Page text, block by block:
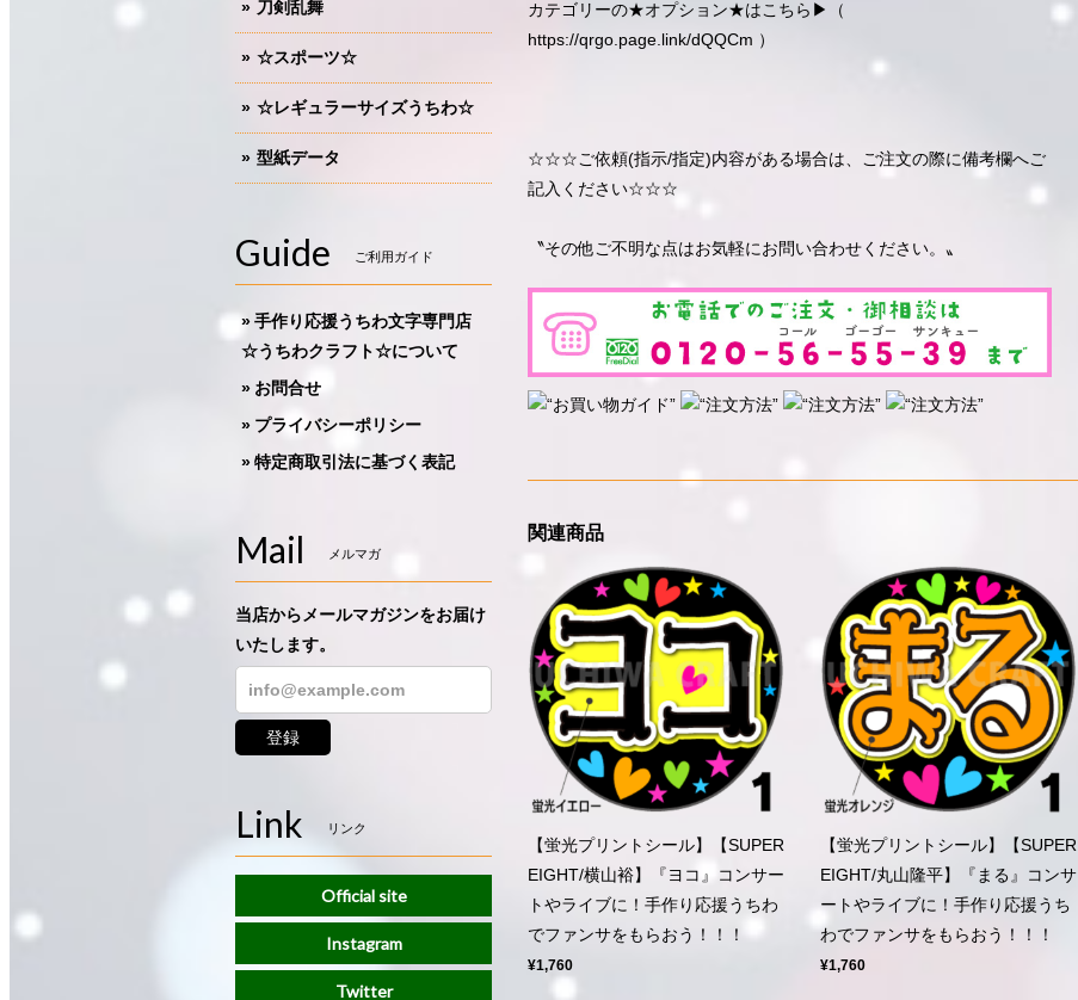
カテゴリーの★オプション★はこちら▶︎（
https://qrgo.page.link/dQQCm ）
☆☆☆ご依頼(指示/指定)内容がある場合は、ご注文の際に備考欄へご
記入ください☆☆☆
〝その他ご不明な点はお気軽にお問い合わせください。〟
関連商品
【蛍光プリントシール】【SUPER
EIGHT/横山裕】『ヨコ』コンサー
トやライブに！手作り応援うちわ
でファンサをもらおう！！！
¥1,760
【蛍光プリントシール】【SUPER
EIGHT/丸山隆平】『まる』コンサ
ートやライブに！手作り応援うち
わでファンサをもらおう！！！
¥1,760
刀剣乱舞
☆スポーツ☆
☆レギュラーサイズうちわ☆
型紙データ
Guide ご利用ガイド
手作り応援うちわ文字専門店
☆うちわクラフト☆について
お問合せ
プライバシーポリシー
特定商取引法に基づく表記
Mail メルマガ
当店からメールマガジンをお届け
いたします。
登録
Link リンク
Official site
Instagram
Twitter